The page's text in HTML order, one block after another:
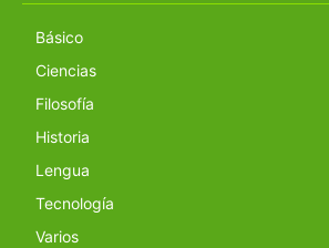
Básico
Ciencias
Filosofía
Historia
Lengua
Tecnología
Varios